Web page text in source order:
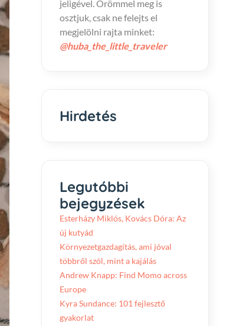
jeligével. Örömmel meg is
osztjuk, csak ne felejts el
megjelölni rajta minket:
@huba_the_little_traveler
Hirdetés
Legutóbbi
bejegyzések
Esterházy Miklós, Kovács Dóra: Az
új kutyád
Környezetgazdagítás, ami jóval
többről szól, mint a kajálás
Andrew Knapp: Find Momo across
Europe
Kyra Sundance: 101 fejlesztő
gyakorlat